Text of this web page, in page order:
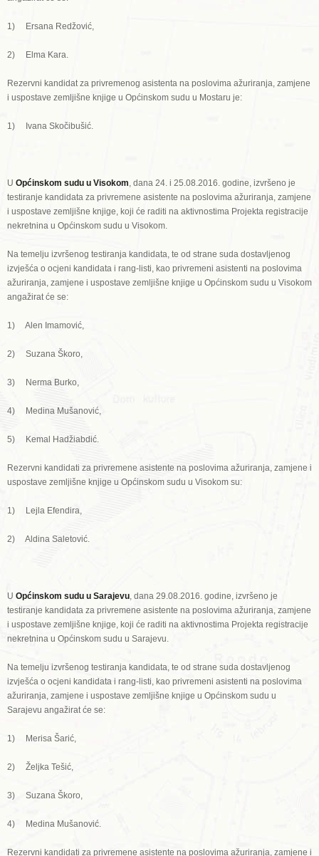
1) Ersana Redžović,
2) Elma Kara.
Rezervni kandidat za privremenog asistenta na poslovima ažuriranja, zamjene
i uspostave zemljišne knjige u Općinskom sudu u Mostaru je:
1) Ivana Skočibušić.
U Općinskom sudu u Visokom, dana 24. i 25.08.2016. godine, izvršeno je
testiranje kandidata za privremene asistente na poslovima ažuriranja, zamjene
i uspostave zemljišne knjige, koji će raditi na aktivnostima Projekta registracije
nekretnina u Općinskom sudu u Visokom.
Na temelju izvršenog testiranja kandidata, te od strane suda dostavljenog
izvješća o ocjeni kandidata i rang-listi, kao privremeni asistenti na poslovima
ažuriranja, zamjene i uspostave zemljišne knjige u Općinskom sudu u Visokom
angažirat će se:
1) Alen Imamović,
2) Suzana Škoro,
3) Nerma Burko,
4) Medina Mušanović,
5) Kemal Hadžiabdić.
Rezervni kandidati za privremene asistente na poslovima ažuriranja, zamjene i
uspostave zemljišne knjige u Općinskom sudu u Visokom su:
1) Lejla Efendira,
2) Aldina Saletović.
U Općinskom sudu u Sarajevu, dana 29.08.2016. godine, izvršeno je
testiranje kandidata za privremene asistente na poslovima ažuriranja, zamjene
i uspostave zemljišne knjige, koji će raditi na aktivnostima Projekta registracije
nekretnina u Općinskom sudu u Sarajevu.
Na temelju izvršenog testiranja kandidata, te od strane suda dostavljenog
izvješća o ocjeni kandidata i rang-listi, kao privremeni asistenti na poslovima
ažuriranja, zamjene i uspostave zemljišne knjige u Općinskom sudu u
Sarajevu angažirat će se:
1) Merisa Šarić,
2) Željka Tešić,
3) Suzana Škoro,
4) Medina Mušanović.
Rezervni kandidati za privremene asistente na poslovima ažuriranja, zamjene i